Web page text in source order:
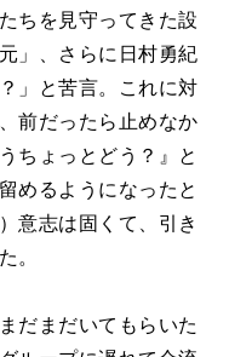
ちを見守ってきた設
」、さらに日村勇紀
」と苦言。これに対
前だったら止めなか
ちょっとどう？』と
めるようになったと
意志は固くて、引き
。
だまだいてもらいた